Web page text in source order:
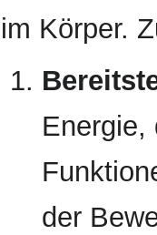
im Körper.
Energie,
der